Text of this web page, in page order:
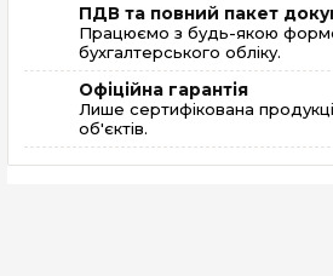
ПДВ та повний пакет
Працюємо з будь-якою
бухгалтерського обліку.
Офіційна гарантія
Лише сертифікована
об'єктів.